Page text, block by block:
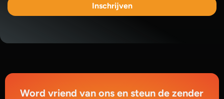
Inschrijven
Word vriend van ons en steun de zender